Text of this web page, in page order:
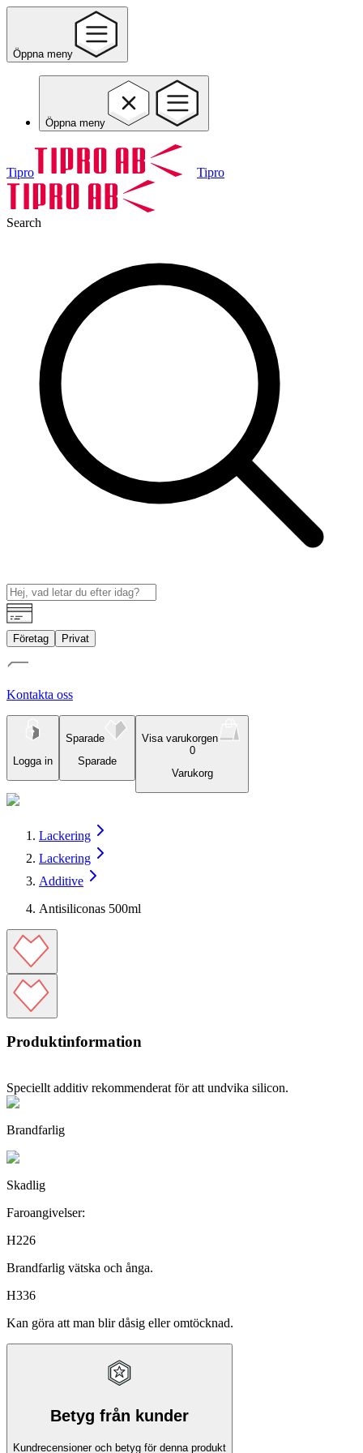
Öppna meny
Öppna meny
Tipro Tipro
Search
Företag Privat
Kontakta oss
Logga in
Sparade
Sparade
Visa varukorgen
0
Varukorg
Lackering
Lackering
Additive
Antisiliconas 500ml
Produktinformation
Speciellt additiv rekommenderat för att undvika silicon.
Brandfarlig
Skadlig
Faroangivelser:
H226
Brandfarlig vätska och ånga.
H336
Kan göra att man blir dåsig eller omtöcknad.
Betyg från kunder
Kundrecensioner och betyg för denna produkt